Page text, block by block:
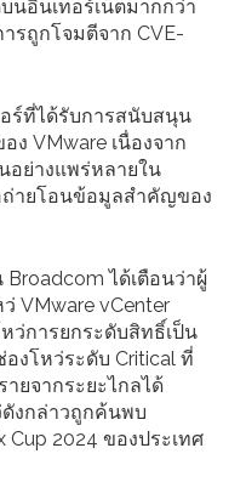
นอินเทอร์เน็ตมากกว่า
รถูกโจมตีจาก CVE-
ร์ที่ได้รับการสนับสนุน
ง VMware เนื่องจาก
ย่างแพร่หลายใน
ถ่ายโอนข้อมูลสำคัญของ
ได้เตือนว่าผู้
VMware vCenter
ว่การยกระดับสิทธิ์เป็น
องโหว่ระดับ Critical ที่
ยจากระยะไกลได้
ดังกล่าวถูกค้นพบ
2024 ของประเทศ